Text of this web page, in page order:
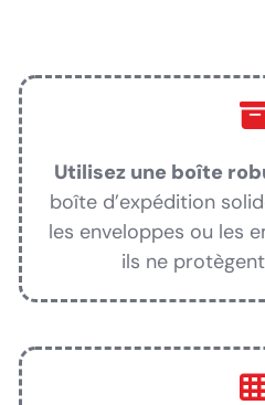
Utilisez une boîte
boîte d’expédition
les enveloppes ou les
ils ne